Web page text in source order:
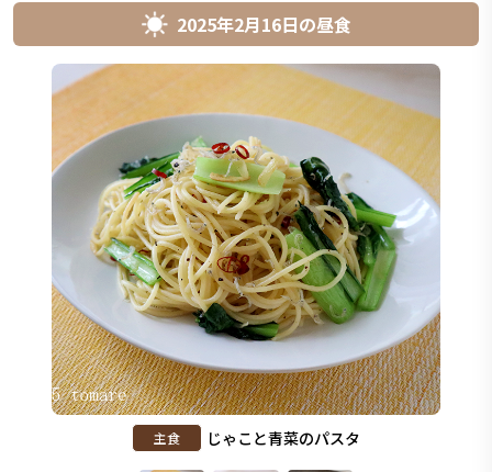
2025年2月16日の昼食
主食 じゃこと青菜のパスタ